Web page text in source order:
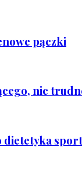
pączki
nic
dietetyka